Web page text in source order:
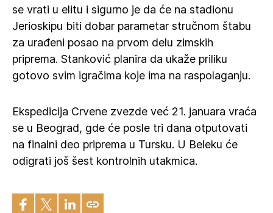
se vrati u elitu i sigurno je da će na stadionu
Jerioskipu biti dobar parametar stručnom štabu
za urađeni posao na prvom delu zimskih
priprema. Stanković planira da ukaže priliku
gotovo svim igračima koje ima na raspolaganju.
Ekspedicija Crvene zvezde već 21. januara vraća
se u Beograd, gde će posle tri dana otputovati
na finalni deo priprema u Tursku. U Beleku će
odigrati još šest kontrolnih utakmica.